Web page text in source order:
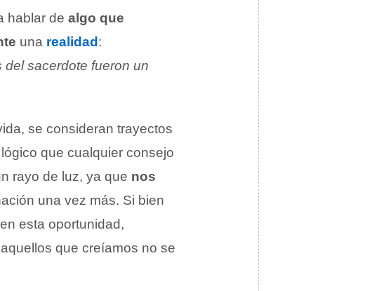
hablar de algo que
una realidad :
del sacerdote fueron un
se consideran trayectos
que cualquier consejo
rayo de luz, ya que nos
una vez más. Si bien
esta oportunidad,
que creíamos no se